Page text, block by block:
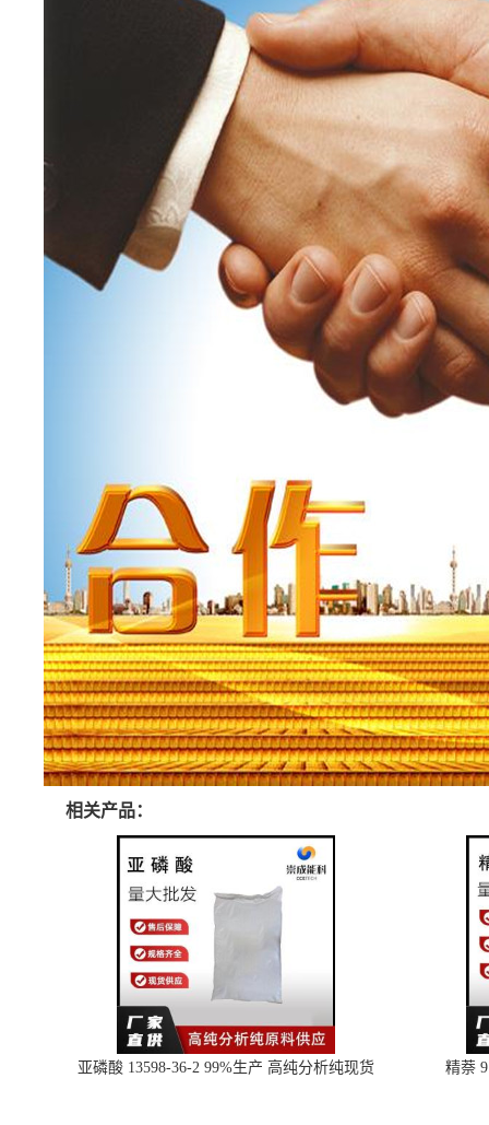
相关产品：
亚磷酸 13598-36-2 99%生产 高纯分析纯现货 精萘